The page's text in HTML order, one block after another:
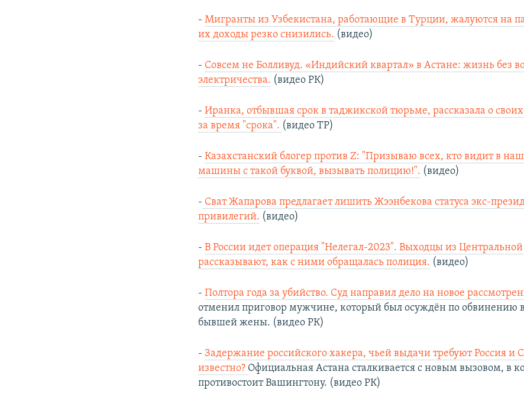
-Мигранты из Узбекистана, работающие в Турции, жалуются на
их доходы резко снизились. (видео)
- Совсем не Болливуд. «Индийский квартал» в Астане: жизнь без
электричества. (видео РК)
-Иранка, отбывшая срок в таджикской тюрьме, рассказала о
за время "срока". (видео ТР)
-Казахстанский блогер против Z: "Призываю всех, кто видит в
машины с такой буквой, вызывать полицию!". (видео)
- Сват Жапарова предлагает лишить Жээнбекова статуса экс-
привилегий. (видео)
-В России идет операция "Нелегал-2023". Выходцы из
рассказывают, как с ними обращалась полиция. (видео)
-Полтора года за убийство. Суд направил дело на новое
отменил приговор мужчине, который был осуждён по обвинению
бывшей жены. (видео РК)
- Задержание российского хакера, чьей выдачи требуют Россия и
известно? Официальная Астана сталкивается с новым вызовом, в
противостоит Вашингтону. (видео РК)